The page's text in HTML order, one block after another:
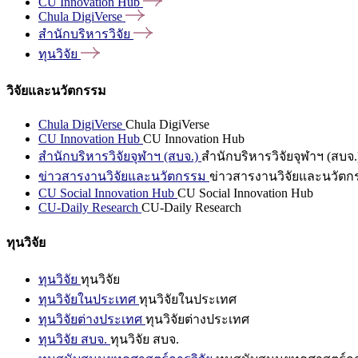
Chula DigiVerse
สำนักบริหารวิจัย
ทุนวิจัย
วิจัยและนวัตกรรม
Chula DigiVerse Chula DigiVerse
CU Innovation Hub CU Innovation Hub
สำนักบริหารวิจัยจุฬาฯ (สบจ.) สำนักบริหารวิจัยจุฬาฯ (สบจ
ข่าวสารงานวิจัยและนวัตกรรม ข่าวสารงานวิจัยและนวัตก
CU Social Innovation Hub CU Social Innovation Hub
CU-Daily Research CU-Daily Research
ทุนวิจัย
ทุนวิจัย ทุนวิจัย
ทุนวิจัยในประเทศ ทุนวิจัยในประเทศ
ทุนวิจัยต่างประเทศ ทุนวิจัยต่างประเทศ
ทุนวิจัย สบจ. ทุนวิจัย สบจ.